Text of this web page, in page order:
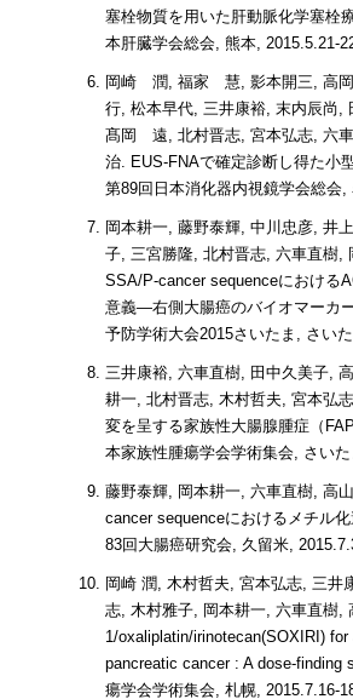
塞栓物質を用いた肝動脈化学塞栓
本肝臓学会総会, 熊本, 2015.5.21-
岡崎 潤, 福家 慧, 影本開三, 高岡
行, 松本早代, 三井康裕, 末内辰尚,
髙岡 遠, 北村晋志, 宮本弘志, 六
治. EUS-FNAで確定診断し得た小
第89回日本消化器内視鏡学会総会,
岡本耕一, 藤野泰輝, 中川忠彦, 井
子, 三宮勝隆, 北村晋志, 六車直樹,
SSA/P-cancer sequenceにおける
意義―右側大腸癌のバイオマーカ
予防学術大会2015さいたま, さい
三井康裕, 六車直樹, 田中久美子,
耕一, 北村晋志, 木村哲夫, 宮本弘
変を呈する家族性大腸腺腫症（
本家族性腫瘍学会学術集会, さい
藤野泰輝, 岡本耕一, 六車直樹, 高
cancer sequenceにおけるメチル
83回大腸癌研究会, 久留米,
岡崎 潤, 木村哲夫, 宮本弘志, 三井
志, 木村雅子, 岡本耕一, 六車直樹,
1/oxaliplatin/irinotecan(SOXIRI)
pancreatic cancer : A dose-finding
瘍学会学術集会, 札幌, 2015.7.16-